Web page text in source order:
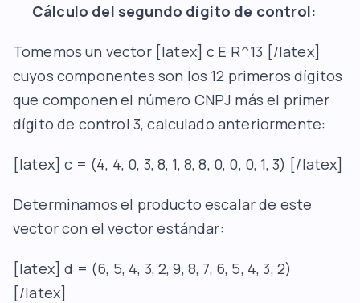
Cálculo del segundo dígito de control:
Tomemos un vector [latex] c E R^13 [/latex]
cuyos componentes son los 12 primeros dígitos
que componen el número CNPJ más el primer
dígito de control 3, calculado anteriormente:
[latex] c = (4, 4, 0, 3, 8, 1, 8, 8, 0, 0, 0, 1, 3) [/latex]
Determinamos el producto escalar de este
vector con el vector estándar:
[latex] d = (6, 5, 4, 3, 2, 9, 8, 7, 6, 5, 4, 3, 2)
[/latex]